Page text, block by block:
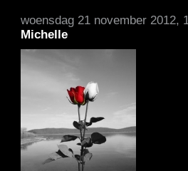
woensdag 21 november 2012,
Michelle